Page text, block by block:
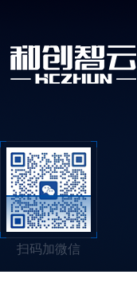
扫码加微信